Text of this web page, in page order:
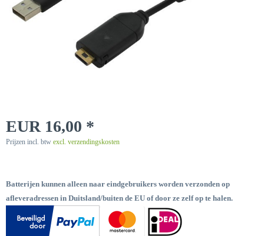
EUR 16,00 *
Prijzen incl. btw excl. verzendingskosten
Batterijen kunnen alleen naar eindgebruikers worden verzonden op
afleveradressen in Duitsland/buiten de EU of door ze zelf op te halen.